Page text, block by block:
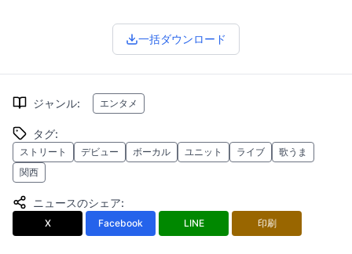
一括ダウンロード
ジャンル: エンタメ
タグ:
ストリート デビュー ボーカル ユニット ライブ
歌うま
関西
ニュースのシェア:
X Facebook LINE 印刷